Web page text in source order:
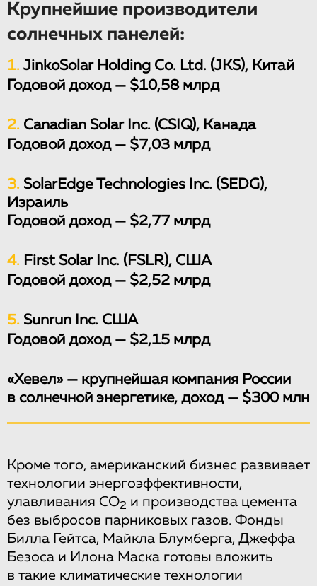
Крупнейшие производители
солнечных панелей:
1. JinkoSolar Holding Co. Ltd. (JKS), Китай
Годовой доход — $10,58 млрд
2. Canadian Solar Inc. (CSIQ), Канада
Годовой доход — $7,03 млрд
3. SolarEdge Technologies Inc. (SEDG),
Израиль
Годовой доход — $2,77 млрд
4. First Solar Inc. (FSLR), США
Годовой доход — $2,52 млрд
5. Sunrun Inc. США
Годовой доход — $2,15 млрд
«Хевел» — крупнейшая компания России
в солнечной энергетике, доход — $300 млн
Кроме того, американский бизнес развивает
технологии энергоэффективности,
улавливания СО2 и производства цемента
без выбросов парниковых газов. Фонды
Билла Гейтса, Майкла Блумберга, Джеффа
Безоса и Илона Маска готовы вложить
в такие климатические технологии